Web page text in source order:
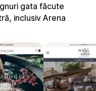
gata făcute
inclusiv Arena